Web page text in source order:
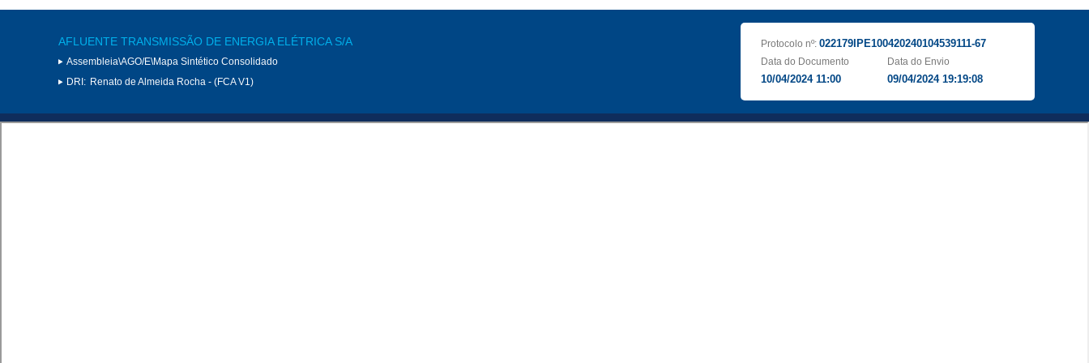
AFLUENTE TRANSMISSÃO DE ENERGIA ELÉTRICA S/A
Assembleia\AGO/E\Mapa Sintético Consolidado
DRI: Renato de Almeida Rocha - (FCA V1)
Protocolo nº: 022179IPE100420240104539111-67
Data do Documento
10/04/2024 11:00
Data do Envio
09/04/2024 19:19:08